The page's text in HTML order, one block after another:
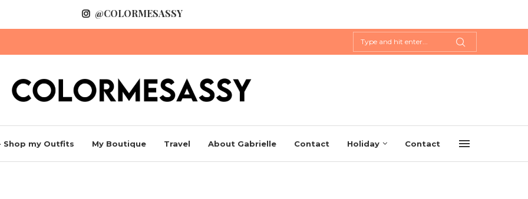
@COLORMESASSY
Shop my Outfits My Boutique Travel About Gabrielle Contact Holiday Contact